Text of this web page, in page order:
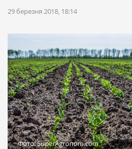
29 березня 2018, 18:14
Фото: SuperAgronom.com